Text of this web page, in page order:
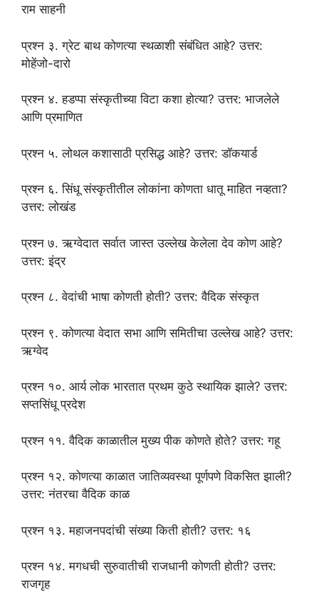
राम साहनी
प्रश्न ३. ग्रेट बाथ कोणत्या स्थळाशी संबंधित आहे? उत्तर:
मोहेंजो-दारो
प्रश्न ४. हडप्पा संस्कृतीच्या विटा कशा होत्या? उत्तर: भाजलेले
आणि प्रमाणित
प्रश्न ५. लोथल कशासाठी प्रसिद्ध आहे? उत्तर: डॉकयार्ड
प्रश्न ६. सिंधू संस्कृतीतील लोकांना कोणता धातू माहित नव्हता?
उत्तर: लोखंड
प्रश्न ७. ऋग्वेदात सर्वात जास्त उल्लेख केलेला देव कोण आहे?
उत्तर: इंद्र
प्रश्न ८. वेदांची भाषा कोणती होती? उत्तर: वैदिक संस्कृत
प्रश्न ९. कोणत्या वेदात सभा आणि समितीचा उल्लेख आहे? उत्तर:
ऋग्वेद
प्रश्न १०. आर्य लोक भारतात प्रथम कुठे स्थायिक झाले? उत्तर:
सप्तसिंधू प्रदेश
प्रश्न ११. वैदिक काळातील मुख्य पीक कोणते होते? उत्तर: गहू
प्रश्न १२. कोणत्या काळात जातिव्यवस्था पूर्णपणे विकसित झाली?
उत्तर: नंतरचा वैदिक काळ
प्रश्न १३. महाजनपदांची संख्या किती होती? उत्तर: १६
प्रश्न १४. मगधची सुरुवातीची राजधानी कोणती होती? उत्तर:
राजगृह